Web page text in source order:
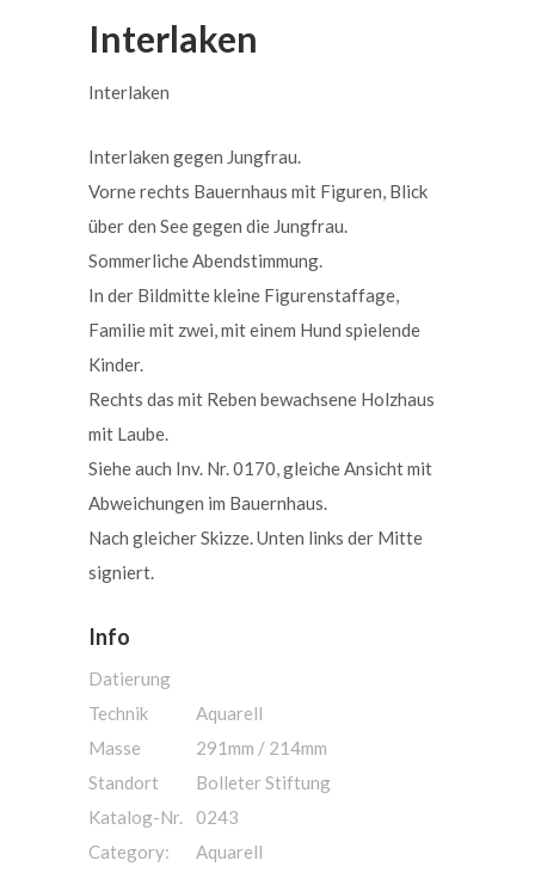
Interlaken
Interlaken
Interlaken gegen Jungfrau.
Vorne rechts Bauernhaus mit Figuren, Blick
über den See gegen die Jungfrau.
Sommerliche Abendstimmung.
In der Bildmitte kleine Figurenstaffage,
Familie mit zwei, mit einem Hund spielende
Kinder.
Rechts das mit Reben bewachsene Holzhaus
mit Laube.
Siehe auch Inv. Nr. 0170, gleiche Ansicht mit
Abweichungen im Bauernhaus.
Nach gleicher Skizze. Unten links der Mitte
signiert.
Info
Datierung
Technik
Aquarell
Masse
291mm / 214mm
Standort
Bolleter Stiftung
Katalog-Nr.
0243
Category:
Aquarell